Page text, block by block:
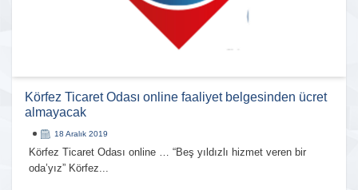
Körfez Ticaret Odası online faaliyet belgesinden ücret
almayacak
18 Aralık 2019
Körfez Ticaret Odası online … “Beş yıldızlı hizmet veren bir
oda’yız” Körfez...